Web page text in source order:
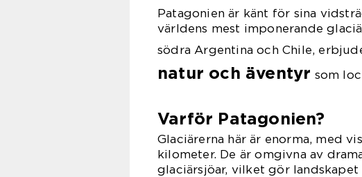
Patagonien är känt för sina
världens mest imponerande
södra Argentina och Chile,
natur och äventyr som
Varför Patagonien?
Glaciärerna här är enorma, med
kilometer. De är omgivna av
glaciärsjöar, vilket gör